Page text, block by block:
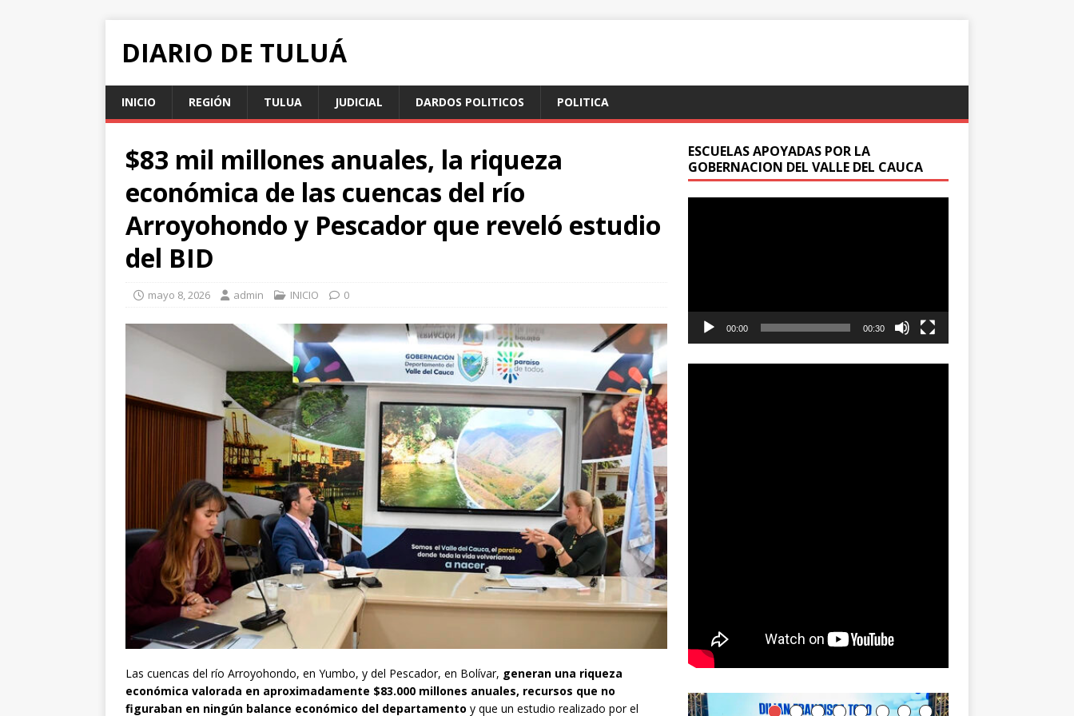
DIARIO DE TULUÁ
INICIO REGIÓN TULUA JUDICIAL DARDOS POLITICOS POLITICA
$83 mil millones anuales, la riqueza
económica de las cuencas del río
Arroyohondo y Pescador que reveló estudio
del BID
mayo 8, 2026 admin INICIO 0
Las cuencas del río Arroyohondo, en Yumbo, y del Pescador, en Bolívar, generan una riqueza
económica valorada en aproximadamente $83.000 millones anuales, recursos que no
figuraban en ningún balance económico del departamento y que un estudio realizado por el
ESCUELAS APOYADAS POR LA
GOBERNACION DEL VALLE DEL CAUCA
00:00 00:30